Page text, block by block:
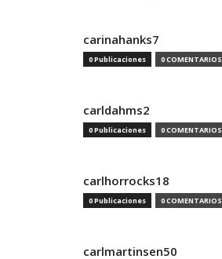
carinahanks7
0 Publicaciones 0 COMENTARIOS
carldahms2
0 Publicaciones 0 COMENTARIOS
carlhorrocks18
0 Publicaciones 0 COMENTARIOS
carlmartinsen50